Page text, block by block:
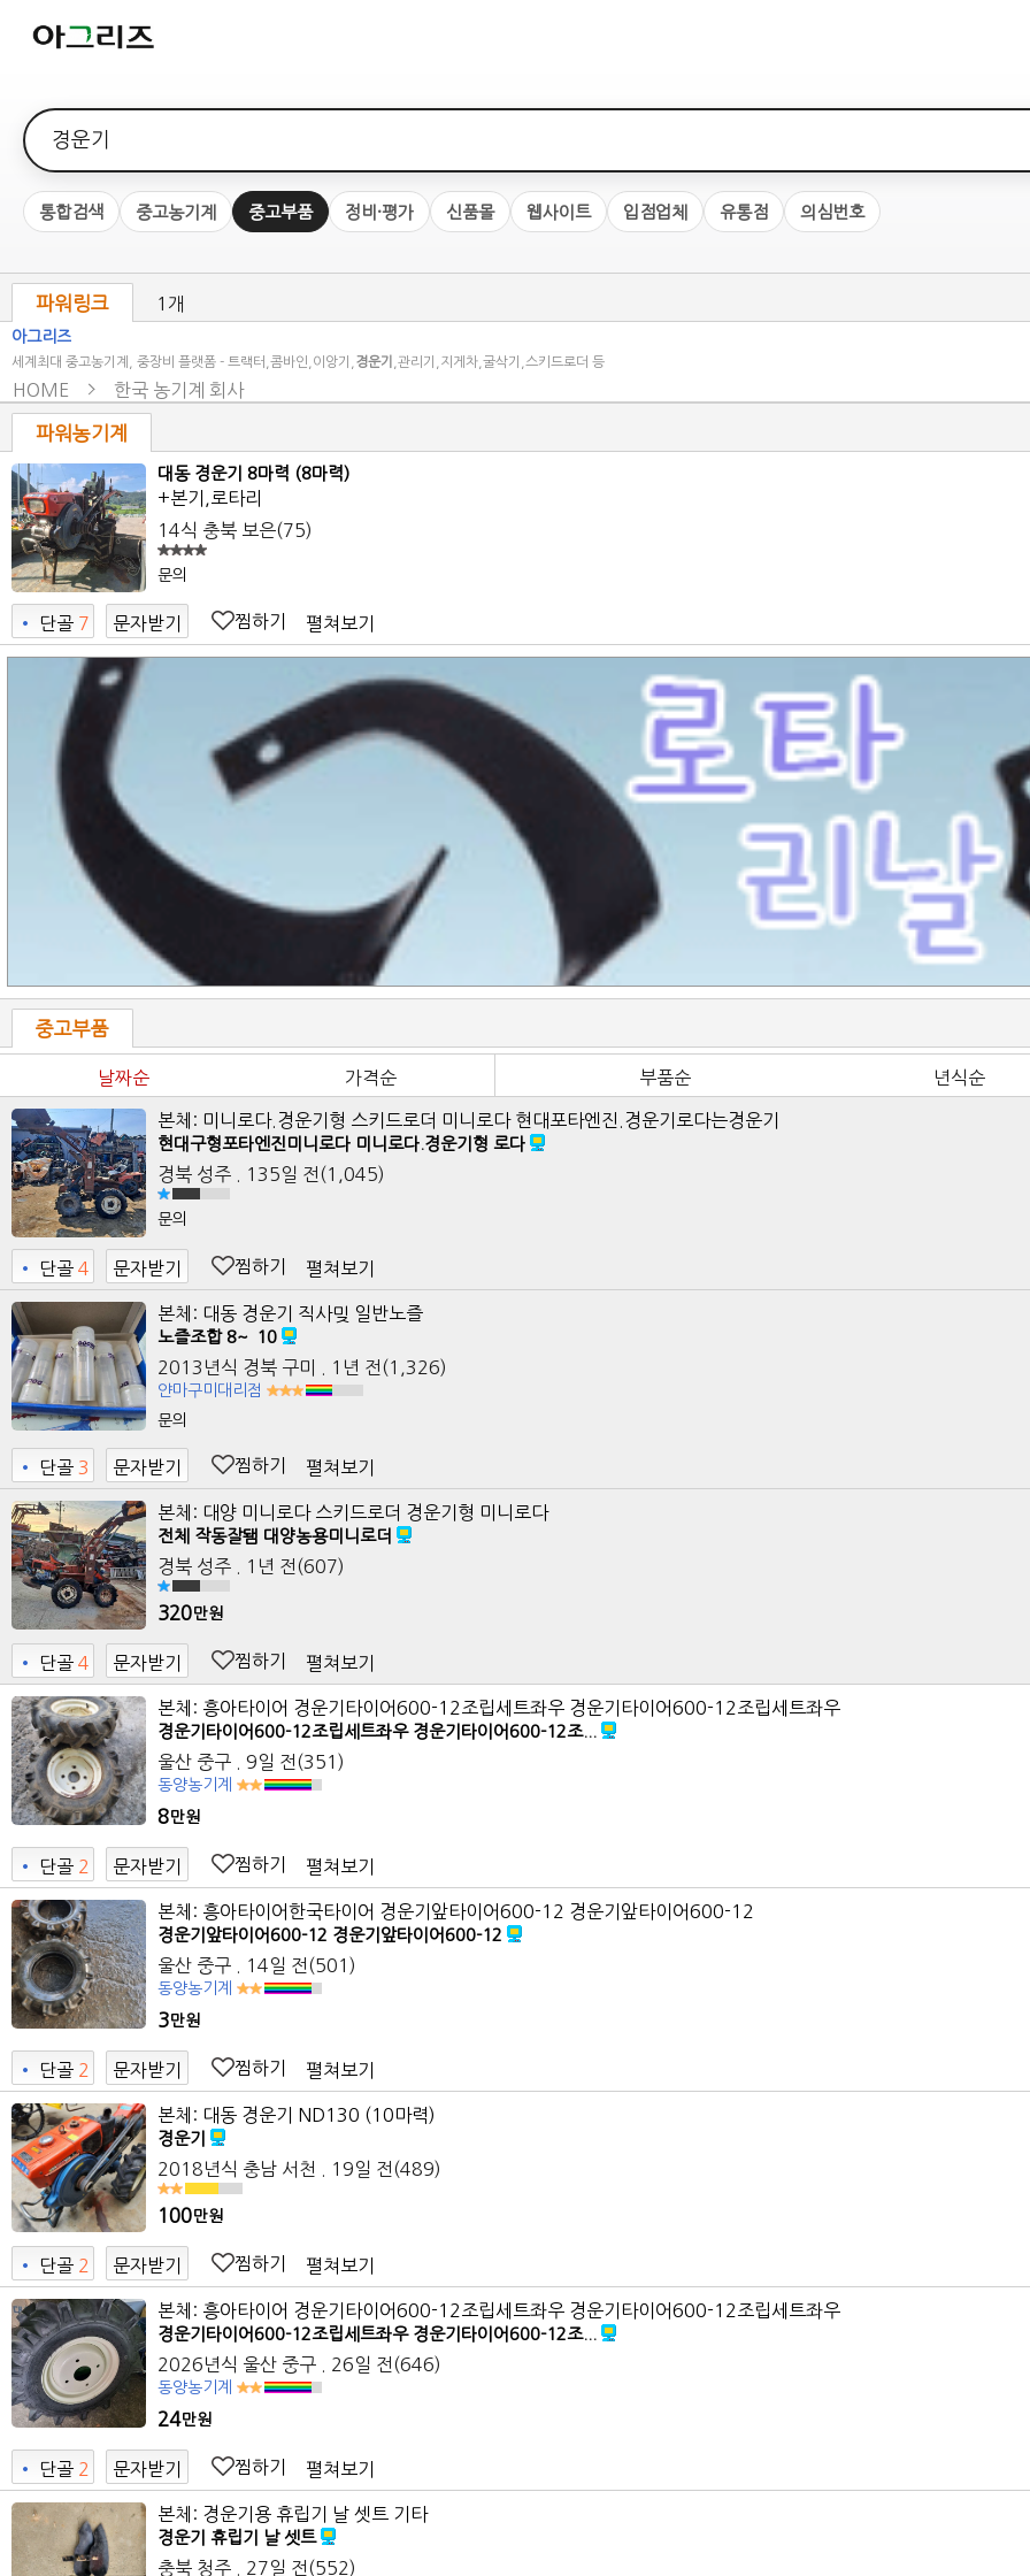
검색어
통합검색 중고농기계 중고부품 정비·평가 신품몰 웹사이트 입점업체 유통점 의심번호
파워링크 1개
아그리즈
세계최대 중고농기계, 중장비 플랫폼 - 트랙터,콤바인,이앙기, 경운기 ,관리기,지게차,굴삭기,스키드로더 등
HOME 한국 농기계 회사
파워농기계
대동 경운기 8마력 (8마력)
+본기,로타리
14식 충북 보은(75)
문의
• 단골 7
7
문자받기 찜하기 펼쳐보기
중고부품
날짜순 가격순 부품순 년식순
본체: 미니로다.경운기형 스키드로더 미니로다 현대포타엔진.경운기로다는경운기
현대구형포타엔진미니로다 미니로다.경운기형 로다
경북 성주 . 135일 전(1,045)
문의
• 단골 4
2
문자받기 찜하기 펼쳐보기
본체: 대동 경운기 직사밎 일반노즐
노즐조합 8~`10
2013년식 경북 구미 . 1년 전(1,326)
얀마구미대리점
문의
• 단골 3
3
문자받기 찜하기 펼쳐보기
본체: 대양 미니로다 스키드로더 경운기형 미니로다
전체 작동잘됌 대양농용미니로더
경북 성주 . 1년 전(607)
320만원
• 단골 4
2
문자받기 찜하기 펼쳐보기
본체: 흥아타이어 경운기타이어600-12조립세트좌우 경운기타이어600-12조립세트좌우
경운기타이어600-12조립세트좌우 경운기타이어600-12조...
울산 중구 . 9일 전(351)
동양농기계
8만원
• 단골 2
9
문자받기 찜하기 펼쳐보기
본체: 흥아타이어한국타이어 경운기앞타이어600-12 경운기앞타이어600-12
경운기앞타이어600-12 경운기앞타이어600-12
울산 중구 . 14일 전(501)
동양농기계
3만원
• 단골 2
9
문자받기 찜하기 펼쳐보기
본체: 대동 경운기 ND130 (10마력)
경운기
2018년식 충남 서천 . 19일 전(489)
100만원
• 단골 2
2
문자받기 찜하기 펼쳐보기
본체: 흥아타이어 경운기타이어600-12조립세트좌우 경운기타이어600-12조립세트좌우
경운기타이어600-12조립세트좌우 경운기타이어600-12조...
2026년식 울산 중구 . 26일 전(646)
동양농기계
24만원
• 단골 2
9
문자받기 찜하기 펼쳐보기
본체: 경운기용 휴립기 날 셋트 기타
경운기 휴립기 날 셋트
충북 청주 . 27일 전(552)